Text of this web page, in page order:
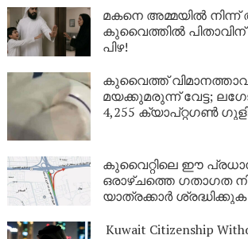
മകനെ അമ്മയിൽ നിന്ന്
കുവൈത്തിൽ പിതാവിന്
പിഴ!
കുവൈത്ത്
മയക്കുമരുന്ന് വേട്ട;
4,255 ക്യാപ്റ്റഗൺ
കുവൈറ്റിലെ ഈ
ഒരാഴ്ചത്തെ ഗതാഗത
യാത്രക്കാർ ശ്രദ്ധിക്കുക
Kuwait Citizenship